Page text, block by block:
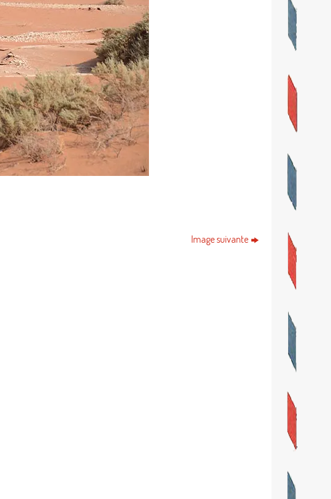
Image suivante